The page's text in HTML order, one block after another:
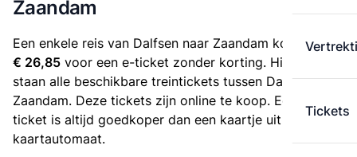
Tickets
Zaandam
Een enkele reis van Dalfsen naar Zaandam kost
€ 26,85 voor een e-ticket zonder korting. Hieronder
staan alle beschikbare treintickets tussen Dalfsen en
Zaandam. Deze tickets zijn online te koop. Een e-
ticket is altijd goedkoper dan een kaartje uit de
kaartautomaat.